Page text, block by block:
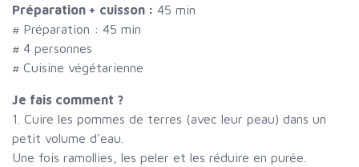
Préparation + cuisson : 45 min
# Préparation : 45 min
# 4 personnes
# Cuisine végétarienne
Je fais comment ?
1. Cuire les pommes de terres (avec leur peau) dans un
petit volume d'eau.
Une fois ramollies, les peler et les réduire en purée.